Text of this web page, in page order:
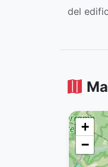
del
+
−